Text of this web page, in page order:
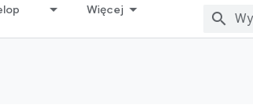
Więcej